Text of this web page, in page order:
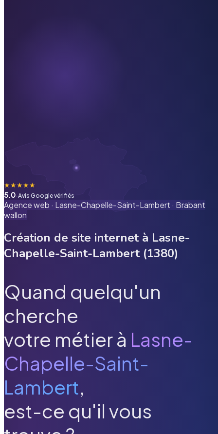
★★★★★
5.0· Avis Google vérifiés
Agence web · Lasne-Chapelle-Saint-Lambert · Brabant
wallon
Création de site internet à Lasne-
Chapelle-Saint-Lambert(1380)
Quand quelqu'un
cherche
votre métier à Lasne-
Chapelle-Saint-
Lambert,
est-ce qu'il vous